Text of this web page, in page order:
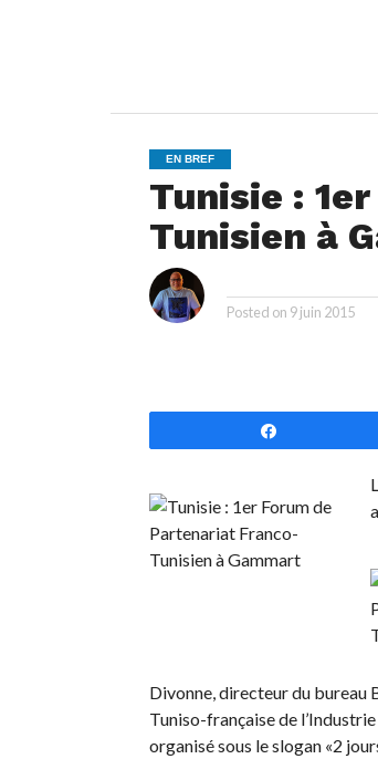
EN BREF
Tunisie :
Tunisien à
Posted on 9 juin 2015
Divonne, directeur du bureau
Tuniso-française de
organisé sous le slogan «2